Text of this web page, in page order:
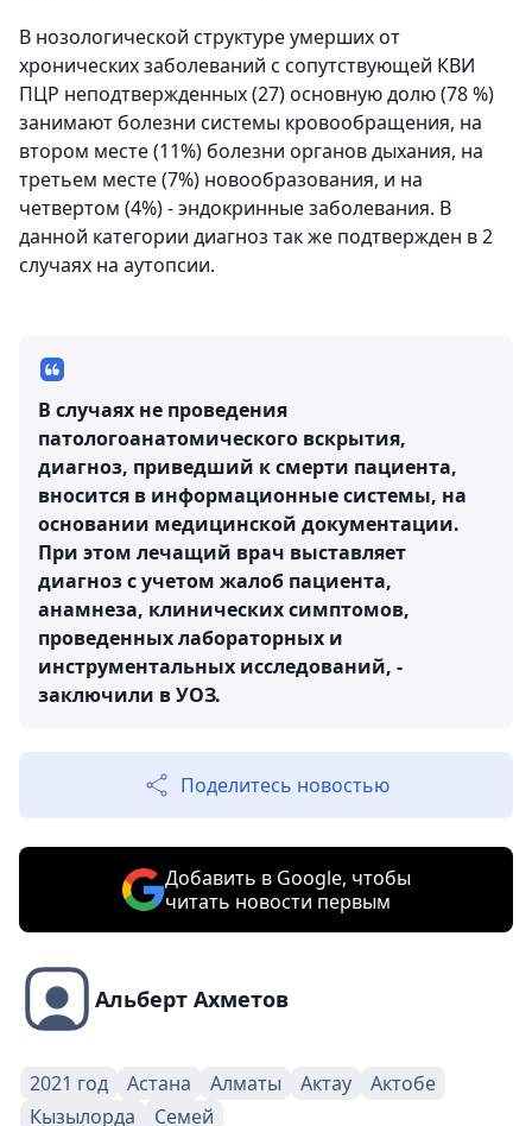
В нозологической структуре умерших от
хронических заболеваний с сопутствующей КВИ
ПЦР неподтвержденных (27) основную долю (78 %)
занимают болезни системы кровообращения, на
втором месте (11%) болезни органов дыхания, на
третьем месте (7%) новообразования, и на
четвертом (4%) - эндокринные заболевания. В
данной категории диагноз так же подтвержден в 2
случаях на аутопсии.
В случаях не проведения
патологоанатомического вскрытия,
диагноз, приведший к смерти пациента,
вносится в информационные системы, на
основании медицинской документации.
При этом лечащий врач выставляет
диагноз с учетом жалоб пациента,
анамнеза, клинических симптомов,
проведенных лабораторных и
инструментальных исследований, -
заключили в УОЗ.
Поделитесь новостью
Добавить в Google, чтобы
читать новости первым
Альберт Ахметов
2021 год Астана Алматы Актау
Актобе
Кызылорда
Семей